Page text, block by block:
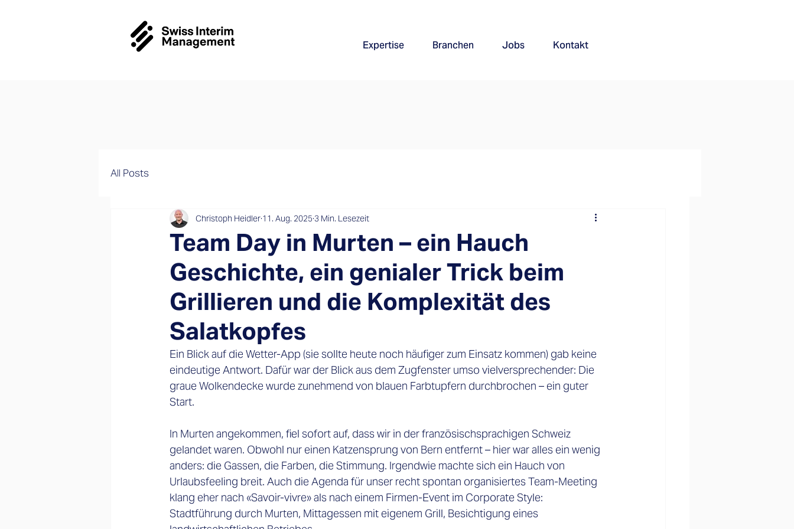
Expertise Branchen Jobs Kontakt
All Posts
Team Day in Murten – ein Hauch
Geschichte, ein genialer Trick beim
Grillieren und die Komplexität des
Salatkopfes
Christoph Heidler 11. Aug. 2025 3 Min. Lesezeit
Ein Blick auf die Wetter-App (sie sollte heute noch häufiger zum Einsatz kommen) gab keine
eindeutige Antwort. Dafür war der Blick aus dem Zugfenster umso vielversprechender: Die
graue Wolkendecke wurde zunehmend von blauen Farbtupfern durchbrochen – ein guter
Start.
In Murten angekommen, fiel sofort auf, dass wir in der französischsprachigen Schweiz
gelandet waren. Obwohl nur einen Katzensprung von Bern entfernt – hier war alles ein wenig
anders: die Gassen, die Farben, die Stimmung. Irgendwie machte sich ein Hauch von
Urlaubsfeeling breit. Auch die Agenda für unser recht spontan organisiertes Team-Meeting
klang eher nach «Savoir-vivre» als nach einem Firmen-Event im Corporate Style:
Stadtführung durch Murten, Mittagessen mit eigenem Grill, Besichtigung eines